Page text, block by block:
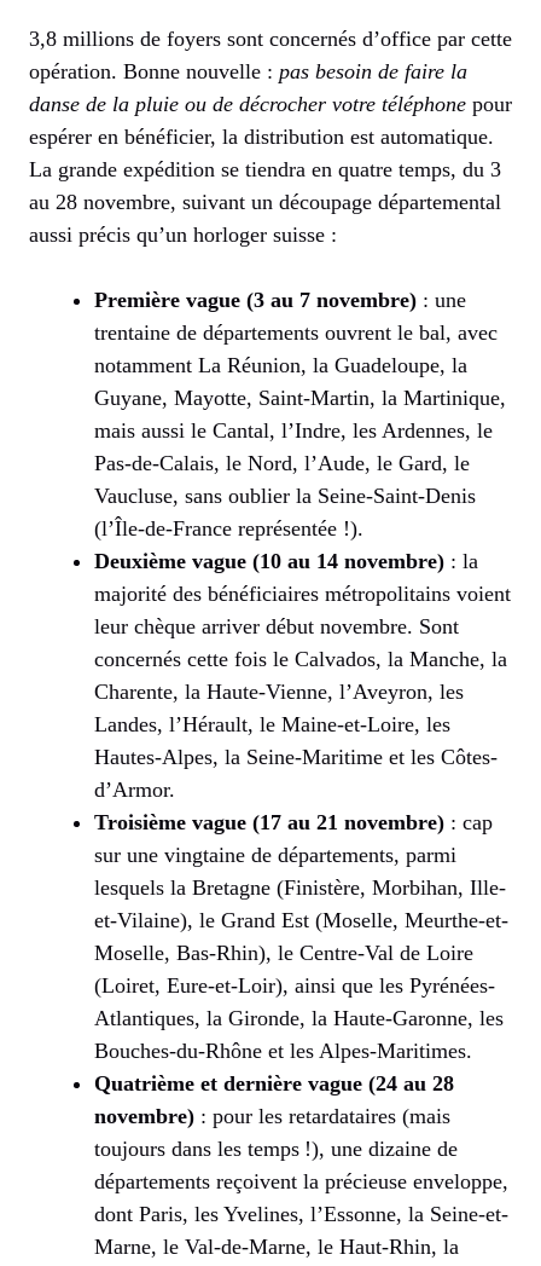
3,8 millions de foyers sont concernés d’office par cette
opération. Bonne nouvelle : pas besoin de faire la
danse de la pluie ou de décrocher votre téléphone pour
espérer en bénéficier, la distribution est automatique.
La grande expédition se tiendra en quatre temps, du 3
au 28 novembre, suivant un découpage départemental
aussi précis qu’un horloger suisse :
Première vague (3 au 7 novembre) : une
trentaine de départements ouvrent le bal, avec
notamment La Réunion, la Guadeloupe, la
Guyane, Mayotte, Saint-Martin, la Martinique,
mais aussi le Cantal, l’Indre, les Ardennes, le
Pas-de-Calais, le Nord, l’Aude, le Gard, le
Vaucluse, sans oublier la Seine-Saint-Denis
(l’Île-de-France représentée !).
Deuxième vague (10 au 14 novembre) : la
majorité des bénéficiaires métropolitains voient
leur chèque arriver début novembre. Sont
concernés cette fois le Calvados, la Manche, la
Charente, la Haute-Vienne, l’Aveyron, les
Landes, l’Hérault, le Maine-et-Loire, les
Hautes-Alpes, la Seine-Maritime et les Côtes-
d’Armor.
Troisième vague (17 au 21 novembre) : cap
sur une vingtaine de départements, parmi
lesquels la Bretagne (Finistère, Morbihan, Ille-
et-Vilaine), le Grand Est (Moselle, Meurthe-et-
Moselle, Bas-Rhin), le Centre-Val de Loire
(Loiret, Eure-et-Loir), ainsi que les Pyrénées-
Atlantiques, la Gironde, la Haute-Garonne, les
Bouches-du-Rhône et les Alpes-Maritimes.
Quatrième et dernière vague (24 au 28
novembre) : pour les retardataires (mais
toujours dans les temps !), une dizaine de
départements reçoivent la précieuse enveloppe,
dont Paris, les Yvelines, l’Essonne, la Seine-et-
Marne, le Val-de-Marne, le Haut-Rhin, la